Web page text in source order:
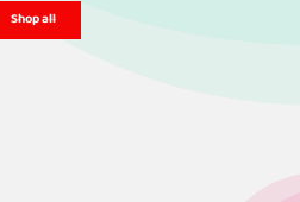
Shop all